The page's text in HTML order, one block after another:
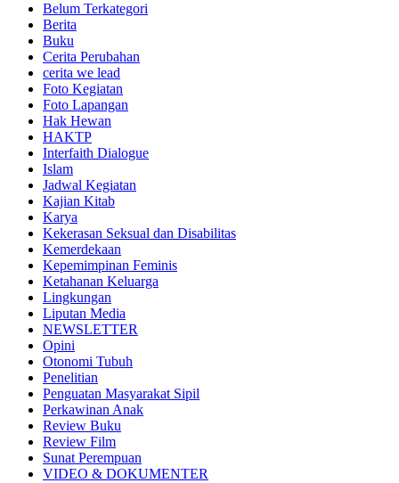
Belum Terkategori
Berita
Buku
Cerita Perubahan
cerita we lead
Foto Kegiatan
Foto Lapangan
Hak Hewan
HAKTP
Interfaith Dialogue
Islam
Jadwal Kegiatan
Kajian Kitab
Karya
Kekerasan Seksual dan Disabilitas
Kemerdekaan
Kepemimpinan Feminis
Ketahanan Keluarga
Lingkungan
Liputan Media
NEWSLETTER
Opini
Otonomi Tubuh
Penelitian
Penguatan Masyarakat Sipil
Perkawinan Anak
Review Buku
Review Film
Sunat Perempuan
VIDEO & DOKUMENTER